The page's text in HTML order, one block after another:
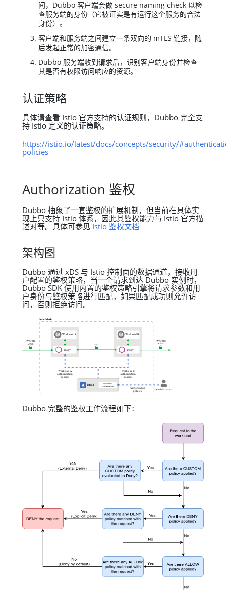
间，Dubbo 客户端会做 secure naming check 以检
查服务端的身份（它被证实是有运行这个服务的合法
身份）。
客户端和服务端之间建立一条双向的 mTLS 链接，随
后发起正常的加密通信。
Dubbo 服务端收到请求后，识别客户端身份并检查
其是否有权限访问响应的资源。
认证策略
具体请查看 Istio 官方支持的认证规则，Dubbo 完全支
持 Istio 定义的认证策略。
https://istio.io/latest/docs/concepts/security/
policies
Authorization 鉴权
Dubbo 抽象了一套鉴权的扩展机制，但当前在具体实
现上只支持 Istio 体系，因此其鉴权能力与 Istio 官方描
述对等。具体可参见 Istio 鉴权文档
架构图
Dubbo 通过 xDS 与 Istio 控制面的数据通道，接收用
户配置的鉴权策略，当一个请求到达 Dubbo 实例时，
Dubbo SDK 使用内置的鉴权策略引擎将请求参数和用
户身份与鉴权策略进行匹配，如果匹配成功则允许访
问，否则拒绝访问。
Dubbo 完整的鉴权工作流程如下：